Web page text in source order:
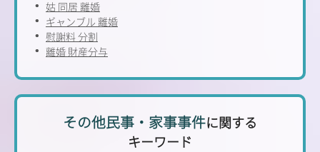
姑 同居 離婚
ギャンブル 離婚
慰謝料 分割
離婚 財産分与
その他民事・家事事件に関する
キーワード